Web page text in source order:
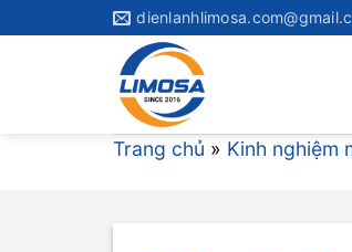
Trang chủ » Kinh nghiệm